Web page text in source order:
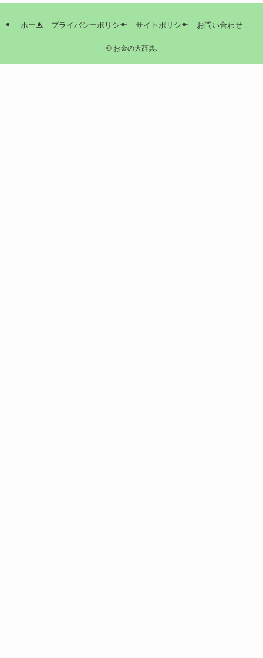
ホーム プライバシーポリシー サイトポリシー お問い合わせ
©お金の大辞典.